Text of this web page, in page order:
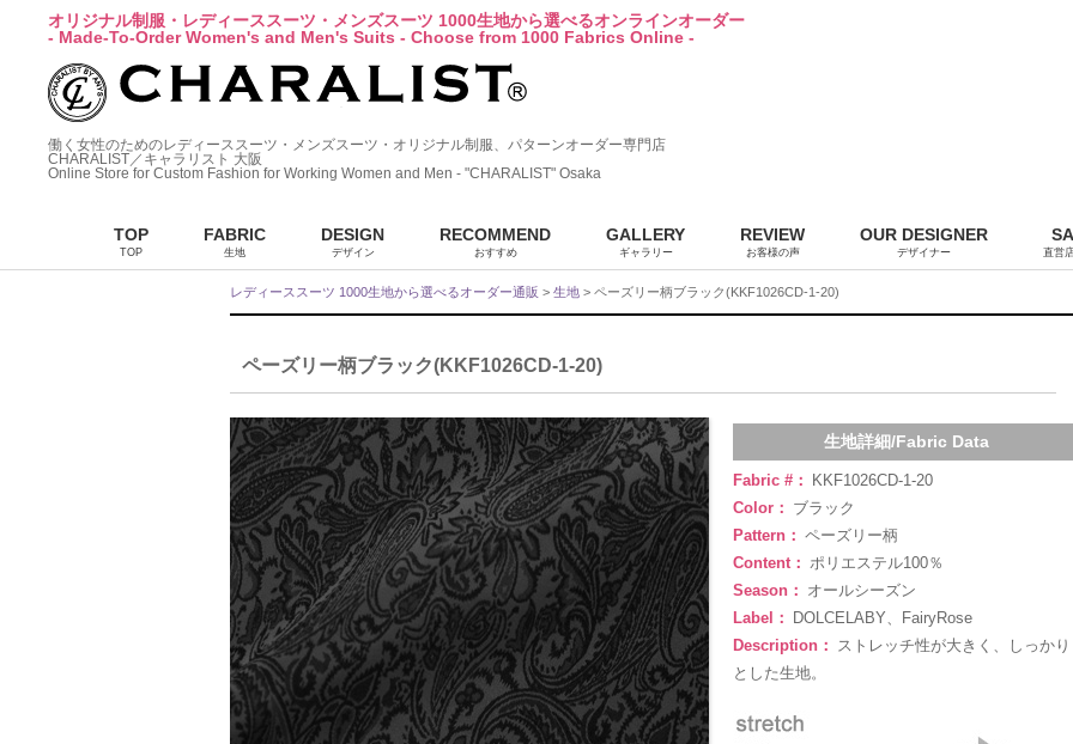
オリジナル制服・レディーススーツ・メンズスーツ 1000生地から選べるオンラインオーダー
- Made-To-Order Women's and Men's Suits - Choose from 1000 Fabrics Online -
働く女性のためのレディーススーツ・メンズスーツ・オリジナル制服、パターンオーダー専門店
CHARALIST／キャラリスト 大阪
Online Store for Custom Fashion for Working Women and Men - "CHARALIST" Osaka
TOP
TOP
FABRIC
生地
DESIGN
デザイン
RECOMMEND
おすすめ
GALLERY
ギャラリー
REVIEW
お客様の声
OUR DESIGNER
デザイナー 直営
レディーススーツ 1000生地から選べるオーダー通販 > 生地 > ペーズリー柄ブラック(KKF1026CD-1-20)
ペーズリー柄ブラック(KKF1026CD-1-20)
生地詳細/Fabric Data
Fabric #：
KKF1026CD-1-20
Color： ブラック
Pattern： ペーズリー柄
Content： ポリエステル100％
Season： オールシーズン
Label：
DOLCELABY、FairyRose
Description： ストレッチ性が大きく、しっかり
とした生地。